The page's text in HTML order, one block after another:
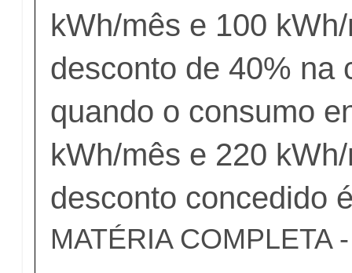
kWh/mês e 100
desconto de 40% na
quando o consumo
kWh/mês e 220
desconto concedido
MATÉRIA COMPLETA